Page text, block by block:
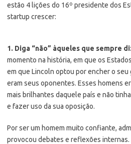
estão 4 lições do 16º presidente dos
startup crescer:
1. Diga “não” àqueles que sempre
momento na história, em que os
em que Lincoln optou por encher o seu
eram seus oponentes. Esses homens
mais brilhantes daquele país e não
e fazer uso da sua oposição.
Por ser um homem muito confiante,
provocou debates e reflexões internas.